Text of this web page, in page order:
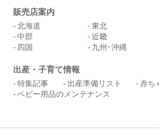
販売店案内
北海道 東北
中部
近畿
四国
九州･沖縄
出産・子育て情報
特集記事 出産準備リスト
赤ち
ベビー用品のメンテナンス